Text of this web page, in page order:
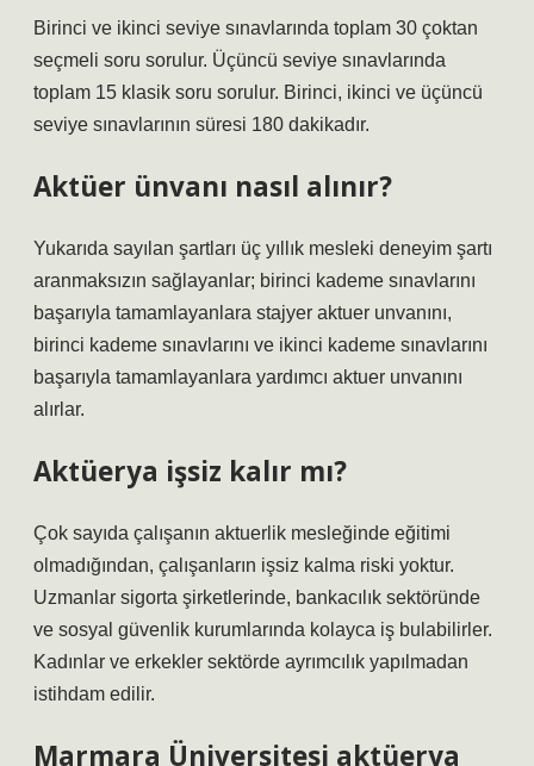
Birinci ve ikinci seviye sınavlarında toplam 30 çoktan
seçmeli soru sorulur. Üçüncü seviye sınavlarında
toplam 15 klasik soru sorulur. Birinci, ikinci ve üçüncü
seviye sınavlarının süresi 180 dakikadır.
Aktüer ünvanı nasıl alınır?
Yukarıda sayılan şartları üç yıllık mesleki deneyim şartı
aranmaksızın sağlayanlar; birinci kademe sınavlarını
başarıyla tamamlayanlara stajyer aktuer unvanını,
birinci kademe sınavlarını ve ikinci kademe sınavlarını
başarıyla tamamlayanlara yardımcı aktuer unvanını
alırlar.
Aktüerya işsiz kalır mı?
Çok sayıda çalışanın aktuerlik mesleğinde eğitimi
olmadığından, çalışanların işsiz kalma riski yoktur.
Uzmanlar sigorta şirketlerinde, bankacılık sektöründe
ve sosyal güvenlik kurumlarında kolayca iş bulabilirler.
Kadınlar ve erkekler sektörde ayrımcılık yapılmadan
istihdam edilir.
Marmara Üniversitesi aktüerya